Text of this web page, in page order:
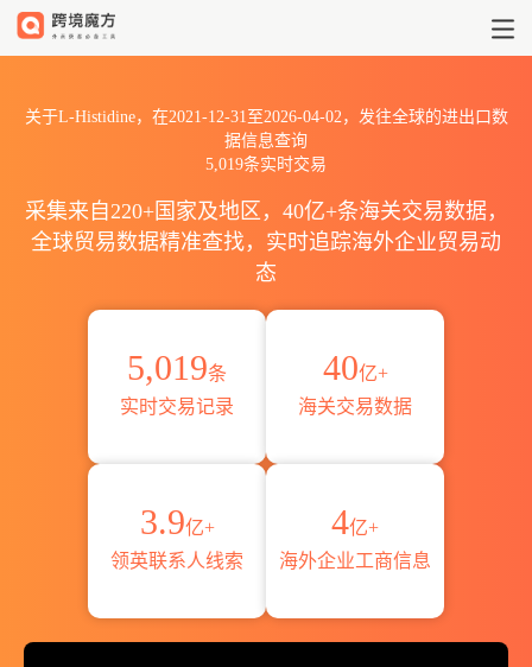
关于L-Histidine，在2021-12-31至2026-04-02，发往全球的进出口数
据信息查询
5,019条实时交易
采集来自220+国家及地区，40亿+条海关交易数据，
全球贸易数据精准查找，实时追踪海外企业贸易动
态
5,019条
实时交易记录
40亿+
海关交易数据
3.9亿+
领英联系人线索
4亿+
海外企业工商信息